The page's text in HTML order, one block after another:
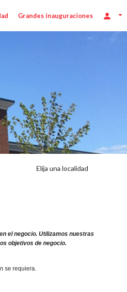
Grandes inauguraciones
Elija una localidad
el negocio. Utilizamos nuestras
objetivos de negocio.
se requiera.